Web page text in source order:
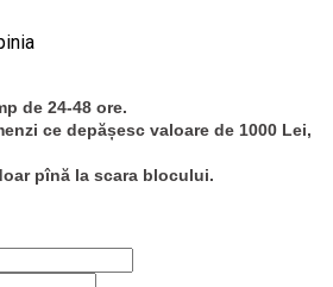
de 24-48 ore.
ce depășesc valoare de 1000 Lei,
pînă la scara blocului.